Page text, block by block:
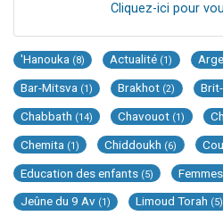
Cliquez-ici pour
'Hanouka (8) Actualité (1)
Bar-Mitsva (1) Brakhot (2)
Chabbath (14) Chavouot (1)
Chemita (1) Chiddoukh (6)
Education des enfants (5) Femmes
Jeûne du 9 Av (1) Limoud Torah (5)